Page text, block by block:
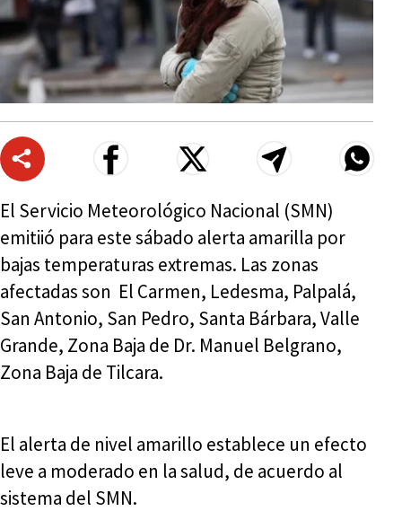
El Servicio Meteorológico Nacional (SMN)
emitiió para este sábado alerta amarilla por
bajas temperaturas extremas. Las zonas
afectadas son El Carmen, Ledesma, Palpalá,
San Antonio, San Pedro, Santa Bárbara, Valle
Grande, Zona Baja de Dr. Manuel Belgrano,
Zona Baja de Tilcara.
El alerta de nivel amarillo establece un efecto
leve a moderado en la salud, de acuerdo al
sistema del SMN.